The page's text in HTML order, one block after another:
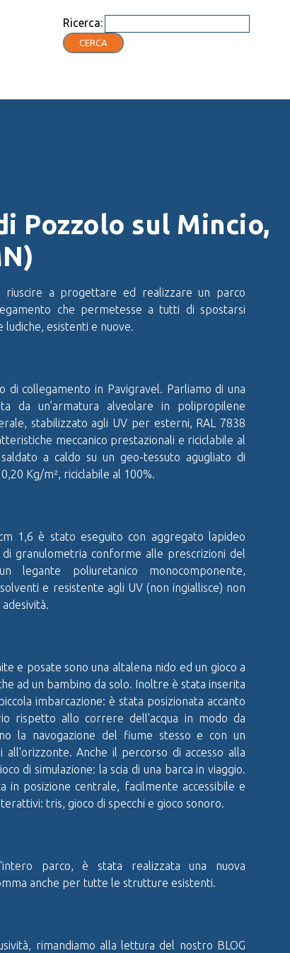
Ricerca:
CERCA
Pozzolo sul Mincio,
riuscire a progettare ed realizzare un parco
che permetesse a tutti di spostarsi
esistenti e nuove.
di collegamento in Pavigravel. Parliamo di una
da un’armatura alveolare in polipropilene
stabilizzato agli UV per esterni, RAL 7838
meccanico prestazionali e riciclabile al
a caldo su un geo-tessuto agugliato di
Kg/m², riciclabile al 100%.
1,6 è stato eseguito con aggregato lapideo
granulometria conforme alle prescrizioni del
poliuretanico monocomponente,
e resistente agli UV (non ingiallisce) non
e posate sono una altalena nido ed un gioco a
ad un bambino da solo. Inoltre è stata inserita
imbarcazione: è stata posizionata accanto
rispetto allo correre dell'acqua in modo da
la navogazione del fiume stesso e con un
Anche il percorso di accesso alla
di simulazione: la scia di una barca in viaggio.
in posizione centrale, facilmente accessibile e
tris, gioco di specchi e gioco sonoro.
parco, è stata realizzata una nuova
anche per tutte le strutture esistenti.
rimandiamo alla lettura del nostro BLOG